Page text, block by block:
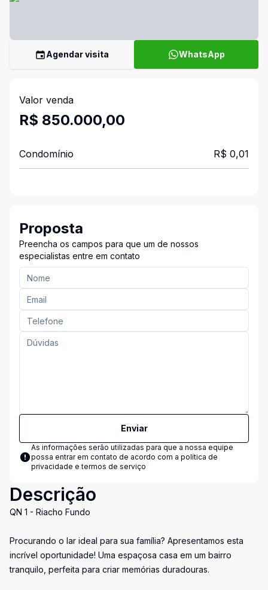
Agendar visita WhatsApp
Valor venda
R$ 850.000,00
Condomínio R$ 0,01
Proposta
Preencha os campos para que um de nossos
especialistas entre em contato
Enviar
As informações serão utilizadas para que a nossa equipe
possa entrar em contato de acordo com a política de
privacidade e termos de serviço
Descrição
QN 1 - Riacho Fundo
Procurando o lar ideal para sua família? Apresentamos esta
incrível oportunidade! Uma espaçosa casa em um bairro
tranquilo, perfeita para criar memórias duradouras.